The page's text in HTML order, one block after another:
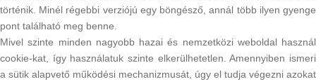
történik. Minél régebbi verziójú egy böngésző, annál több ilyen gyenge
pont található meg benne.
Mivel szinte minden nagyobb hazai és nemzetközi weboldal használ
cookie-kat, így használatuk szinte elkerülhetetlen. Amennyiben ismeri
a sütik alapvető működési mechanizmusát, úgy el tudja végezni azokat